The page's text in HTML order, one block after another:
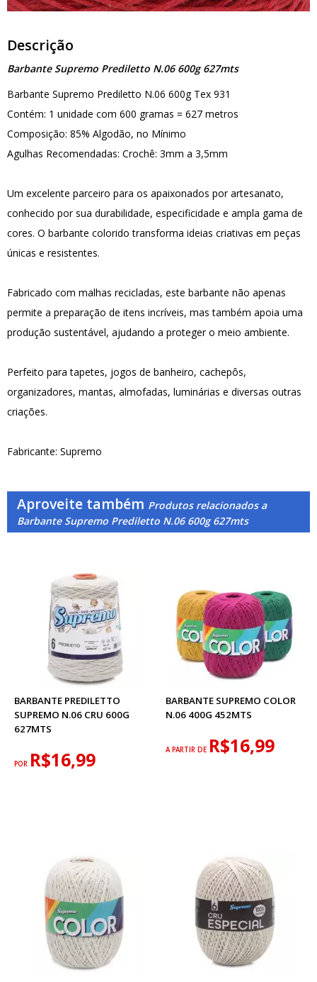
Descrição
Barbante Supremo Prediletto N.06 600g 627mts
Barbante Supremo Prediletto N.06 600g Tex 931
Contém: 1 unidade com 600 gramas = 627 metros
Composição: 85% Algodão, no Mínimo
Agulhas Recomendadas: Crochê: 3mm a 3,5mm
Um excelente parceiro para os apaixonados por artesanato,
conhecido por sua durabilidade, especificidade e ampla gama de
cores. O barbante colorido transforma ideias criativas em peças
únicas e resistentes.
Fabricado com malhas recicladas, este barbante não apenas
permite a preparação de itens incríveis, mas também apoia uma
produção sustentável, ajudando a proteger o meio ambiente.
Perfeito para tapetes, jogos de banheiro, cachepôs,
organizadores, mantas, almofadas, luminárias e diversas outras
criações.
Fabricante: Supremo
Aproveite também Produtos relacionados a
Barbante Supremo Prediletto N.06 600g 627mts
BARBANTE PREDILETTO
SUPREMO N.06 CRU 600G
627MTS
POR R$16,99
BARBANTE SUPREMO COLOR
N.06 400G 452MTS
A PARTIR DE R$16,99